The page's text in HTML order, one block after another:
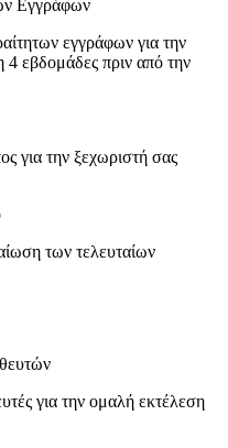
Εγγράφων
εγγράφων για την
4 εβδομάδες πριν από την
για την ξεχωριστή σας
των τελευταίων
για την ομαλή εκτέλεση